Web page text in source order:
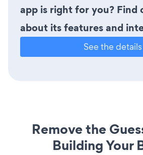
app is right for you? Find
about its features and
See the details
Remove the
Building Your